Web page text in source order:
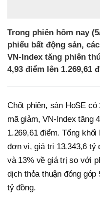
Trong phiên hôm nay
phiếu bất động sản,
VN-Index tăng phiên
4,93 điểm lên 1.269,61
Chốt phiên, sàn HoSE
mã giảm, VN-Index tăng
1.269,61 điểm. Tổng
đơn vị, giá trị 13.343,6 tỷ
và 13% về giá trị so với
dịch thỏa thuận đóng
tỷ đồng.